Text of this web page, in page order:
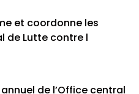
et coordonne les
de Lutte contre l
de l’Office central